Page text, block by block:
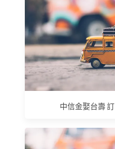
中信金娶台壽